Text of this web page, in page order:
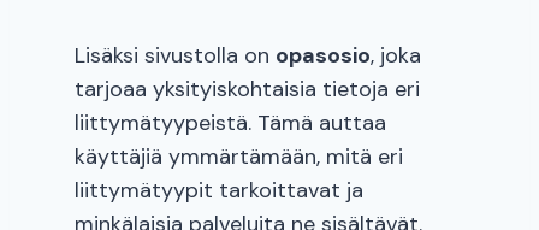
Lisäksi sivustolla on opasosio, joka
tarjoaa yksityiskohtaisia tietoja eri
liittymätyypeistä. Tämä auttaa
käyttäjiä ymmärtämään, mitä eri
liittymätyypit tarkoittavat ja